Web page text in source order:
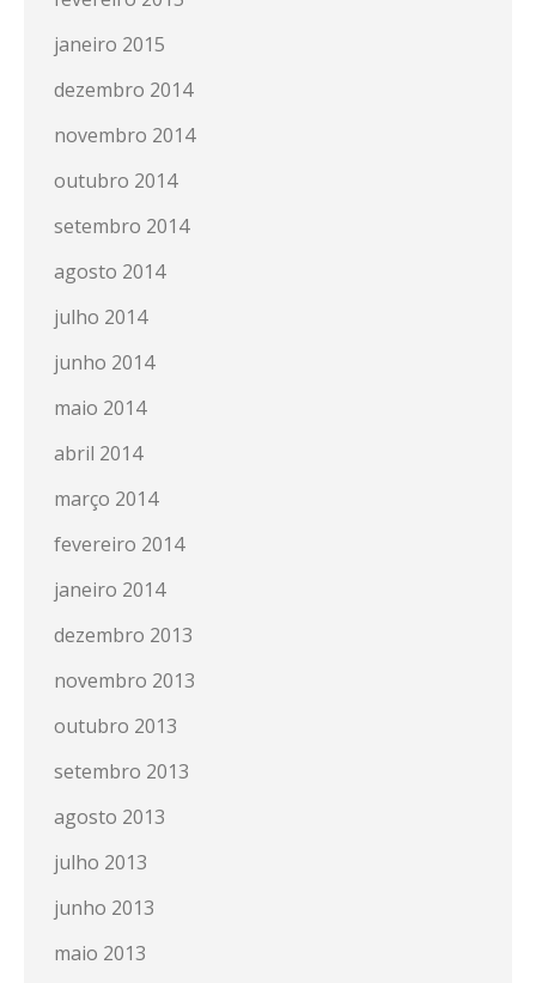
janeiro 2015
dezembro 2014
novembro 2014
outubro 2014
setembro 2014
agosto 2014
julho 2014
junho 2014
maio 2014
abril 2014
março 2014
fevereiro 2014
janeiro 2014
dezembro 2013
novembro 2013
outubro 2013
setembro 2013
agosto 2013
julho 2013
junho 2013
maio 2013